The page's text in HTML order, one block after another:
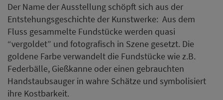
Der Name der Ausstellung schöpft sich aus der
Entstehungsgeschichte der Kunstwerke: Aus dem
Fluss gesammelte Fundstücke werden quasi
“vergoldet” und fotografisch in Szene gesetzt. Die
goldene Farbe verwandelt die Fundstücke wie z.B.
Federbälle, Gießkanne oder einen gebrauchten
Handstaubsauger in wahre Schätze und symbolisiert
ihre Kostbarkeit.